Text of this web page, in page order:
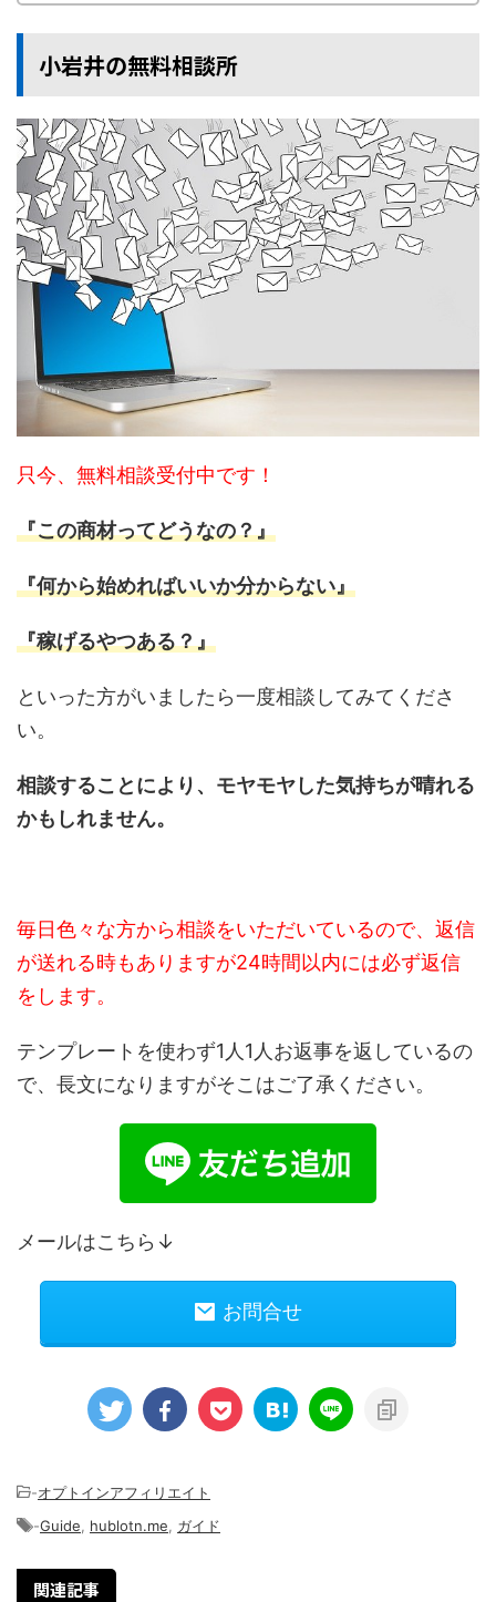
小岩井の無料相談所
只今、無料相談受付中です！
『この商材ってどうなの？』
『何から始めればいいか分からない』
『稼げるやつある？』
といった方がいましたら一度相談してみてくださ
い。
相談することにより、モヤモヤした気持ちが晴れる
かもしれません。
毎日色々な方から相談をいただいているので、返信
が送れる時もありますが24時間以内には必ず返信
をします。
テンプレートを使わず1人1人お返事を返しているの
で、長文になりますがそこはご了承ください。
メールはこちら↓
お問合せ
-オプトインアフィリエイト
-Guide hublotn.me ガイド
関連記事